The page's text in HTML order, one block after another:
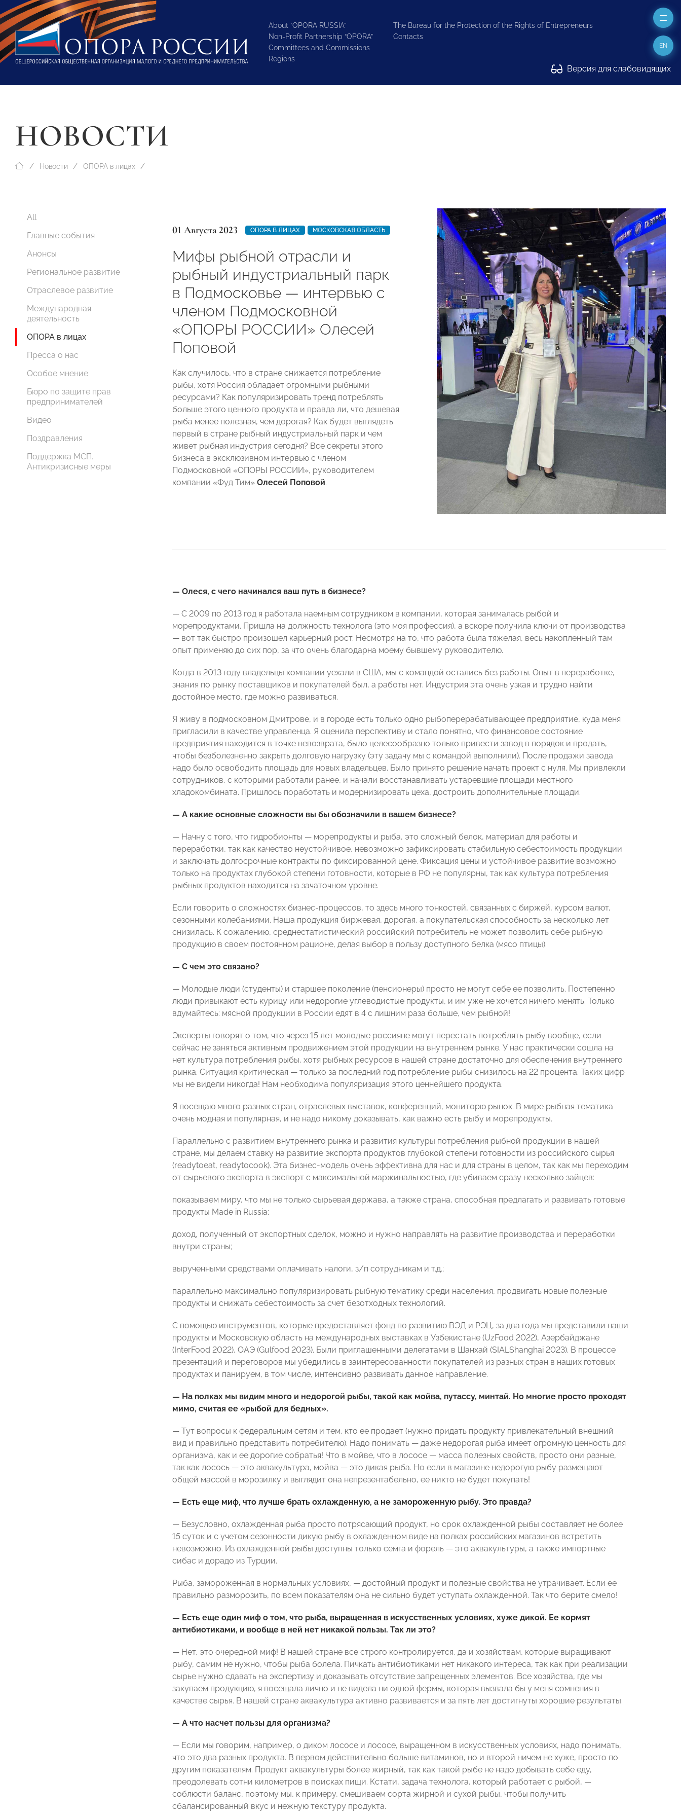
About “OPORA RUSSIA”
Non-Profit Partnership “OPORA”
Committees and Commissions
Regions
The Bureau for the Protection of the Rights of Entrepreneurs
Contacts
Версия для слабовидящих
EN
НОВОСТИ
Новости ОПОРА в лицах
All
Главные события
Анонсы
Региональное развитие
Отраслевое развитие
Международная
деятельность
ОПОРА в лицах
Пресса о нас
Особое мнение
Бюро по защите прав
предпринимателей
Видео
Поздравления
Поддержка МСП.
Антикризисные меры
01 Августа 2023 ОПОРА В ЛИЦАХ МОСКОВСКАЯ ОБЛАСТЬ
Мифы рыбной отрасли и
рыбный индустриальный парк
в Подмосковье — интервью с
членом Подмосковной
«ОПОРЫ РОССИИ» Олесей
Поповой
Как случилось, что в стране снижается потребление
рыбы, хотя Россия обладает огромными рыбными
ресурсами? Как популяризировать тренд потреблять
больше этого ценного продукта и правда ли, что дешевая
рыба менее полезная, чем дорогая? Как будет выглядеть
первый в стране рыбный индустриальный парк и чем
живет рыбная индустрия сегодня? Все секреты этого
бизнеса в эксклюзивном интервью с членом
Подмосковной «ОПОРЫ РОССИИ», руководителем
компании «Фуд Тим» Олесей Поповой.
— Олеся, с чего начинался ваш путь в бизнесе?
— С 2009 по 2013 год я работала наемным сотрудником в компании, которая занималась рыбой и
морепродуктами. Пришла на должность технолога (это моя профессия), а вскоре получила ключи от производства
— вот так быстро произошел карьерный рост. Несмотря на то, что работа была тяжелая, весь накопленный там
опыт применяю до сих пор, за что очень благодарна моему бывшему руководителю.
Когда в 2013 году владельцы компании уехали в США, мы с командой остались без работы. Опыт в переработке,
знания по рынку поставщиков и покупателей был, а работы нет. Индустрия эта очень узкая и трудно найти
достойное место, где можно развиваться.
Я живу в подмосковном Дмитрове, и в городе есть только одно рыбоперерабатывающее предприятие, куда меня
пригласили в качестве управленца. Я оценила перспективу и стало понятно, что финансовое состояние
предприятия находится в точке невозврата, было целесообразно только привести завод в порядок и продать,
чтобы безболезненно закрыть долговую нагрузку (эту задачу мы с командой выполнили). После продажи завода
надо было освободить площадь для новых владельцев. Было принято решение начать проект с нуля. Мы привлекли
сотрудников, с которыми работали ранее, и начали восстанавливать устаревшие площади местного
хладокомбината. Пришлось поработать и модернизировать цеха, достроить дополнительные площади.
— А какие основные сложности вы бы обозначили в вашем бизнесе?
— Начну с того, что гидробионты — морепродукты и рыба, это сложный белок, материал для работы и
переработки, так как качество неустойчивое, невозможно зафиксировать стабильную себестоимость продукции
и заключать долгосрочные контракты по фиксированной цене. Фиксация цены и устойчивое развитие возможно
только на продуктах глубокой степени готовности, которые в РФ не популярны, так как культура потребления
рыбных продуктов находится на зачаточном уровне.
Если говорить о сложностях бизнес-процессов, то здесь много тонкостей, связанных с биржей, курсом валют,
сезонными колебаниями. Наша продукция биржевая, дорогая, а покупательская способность за несколько лет
снизилась. К сожалению, среднестатистический российский потребитель не может позволить себе рыбную
продукцию в своем постоянном рационе, делая выбор в пользу доступного белка (мясо птицы).
— С чем это связано?
— Молодые люди (студенты) и старшее поколение (пенсионеры) просто не могут себе ее позволить. Постепенно
люди привыкают есть курицу или недорогие углеводистые продукты, и им уже не хочется ничего менять. Только
вдумайтесь: мясной продукции в России едят в 4 с лишним раза больше, чем рыбной!
Эксперты говорят о том, что через 15 лет молодые россияне могут перестать потреблять рыбу вообще, если
сейчас не заняться активным продвижением этой продукции на внутреннем рынке. У нас практически сошла на
нет культура потребления рыбы, хотя рыбных ресурсов в нашей стране достаточно для обеспечения внутреннего
рынка. Ситуация критическая — только за последний год потребление рыбы снизилось на 22 процента. Таких цифр
мы не видели никогда! Нам необходима популяризация этого ценнейшего продукта.
Я посещаю много разных стран, отраслевых выставок, конференций, мониторю рынок. В мире рыбная тематика
очень модная и популярная, и не надо никому доказывать, как важно есть рыбу и морепродукты.
Параллельно с развитием внутреннего рынка и развития культуры потребления рыбной продукции в нашей
стране, мы делаем ставку на развитие экспорта продуктов глубокой степени готовности из российского сырья
(readytoeat, readytocook). Эта бизнес-модель очень эффективна для нас и для страны в целом, так как мы переходим
от сырьевого экспорта в экспорт с максимальной маржинальностью, где убиваем сразу несколько зайцев:
показываем миру, что мы не только сырьевая держава, а также страна, способная предлагать и развивать готовые
продукты Made in Russia;
доход, полученный от экспортных сделок, можно и нужно направлять на развитие производства и переработки
внутри страны;
вырученными средствами оплачивать налоги, з/п сотрудникам и т.д.;
параллельно максимально популяризировать рыбную тематику среди населения, продвигать новые полезные
продукты и снижать себестоимость за счет безотходных технологий.
С помощью инструментов, которые предоставляет фонд по развитию ВЭД и РЭЦ, за два года мы представили наши
продукты и Московскую область на международных выставках в Узбекистане (UzFood 2022), Азербайджане
(InterFood 2022), ОАЭ (Gulfood 2023). Были приглашенными делегатами в Шанхай (SIALShanghai 2023). В процессе
презентаций и переговоров мы убедились в заинтересованности покупателей из разных стран в наших готовых
продуктах и панируем, в том числе, интенсивно развивать данное направление.
— На полках мы видим много и недорогой рыбы, такой как мойва, путассу, минтай. Но многие просто проходят
мимо, считая ее «рыбой для бедных».
— Тут вопросы к федеральным сетям и тем, кто ее продает (нужно придать продукту привлекательный внешний
вид и правильно представить потребителю). Надо понимать — даже недорогая рыба имеет огромную ценность для
организма, как и ее дорогие собратья! Что в мойве, что в лососе — масса полезных свойств, просто они разные,
так как лосось — это аквакультура, мойва — это дикая рыба. Но если в магазине недорогую рыбу размещают
общей массой в морозилку и выглядит она непрезентабельно, ее никто не будет покупать!
— Есть еще миф, что лучше брать охлажденную, а не замороженную рыбу. Это правда?
— Безусловно, охлажденная рыба просто потрясающий продукт, но срок охлажденной рыбы составляет не более
15 суток и с учетом сезонности дикую рыбу в охлажденном виде на полках российских магазинов встретить
невозможно. Из охлажденной рыбы доступны только семга и форель — это аквакультуры, а также импортные
сибас и дорадо из Турции.
Рыба, замороженная в нормальных условиях, — достойный продукт и полезные свойства не утрачивает. Если ее
правильно разморозить, по всем показателям она не сильно будет уступать охлажденной. Так что берите смело!
— Есть еще один миф о том, что рыба, выращенная в искусственных условиях, хуже дикой. Ее кормят
антибиотиками, и вообще в ней нет никакой пользы. Так ли это?
— Нет, это очередной миф! В нашей стране все строго контролируется, да и хозяйствам, которые выращивают
рыбу, самим не нужно, чтобы рыба болела. Пичкать антибиотиками нет никакого интереса, так как при реализации
сырье нужно сдавать на экспертизу и доказывать отсутствие запрещенных элементов. Все хозяйства, где мы
закупаем продукцию, я посещала лично и не видела ни одной фермы, которая вызвала бы у меня сомнения в
качестве сырья. В нашей стране аквакультура активно развивается и за пять лет достигнуты хорошие результаты.
— А что насчет пользы для организма?
— Если мы говорим, например, о диком лососе и лососе, выращенном в искусственных условиях, надо понимать,
что это два разных продукта. В первом действительно больше витаминов, но и второй ничем не хуже, просто по
другим показателям. Продукт аквакультуры более жирный, так как такой рыбе не надо добывать себе еду,
преодолевать сотни километров в поисках пищи. Кстати, задача технолога, который работает с рыбой, —
соблюсти баланс, поэтому мы, к примеру, смешиваем сорта жирной и сухой рыбы, чтобы получить
сбалансированный вкус и нежную текстуру продукта.